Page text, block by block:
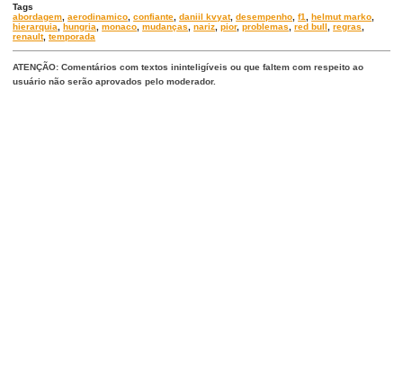
Tags
abordagem ,aerodinamico ,confiante ,daniil kvyat,desempenho ,f1 ,helmut marko
hierarquia
,hungria ,monaco ,mudanças ,nariz ,pior,problemas ,red bull ,regras
renault,temporada
ATENÇÃO: Comentários com textos ininteligíveis ou que faltem com respeito ao
usuário não serão aprovados pelo moderador.